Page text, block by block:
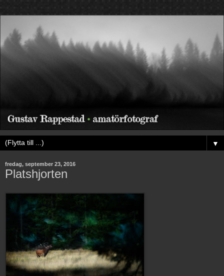
▼
fredag, september 23, 2016
Platshjorten